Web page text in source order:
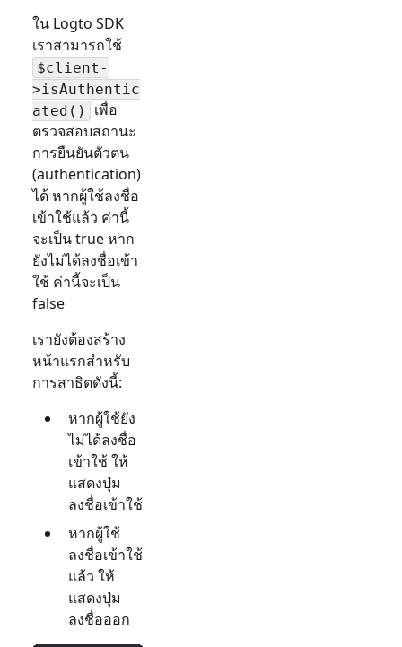
ใน Logto SDK
เราสามารถใช้
$client-
>isAuthentic
ated()
เพื่อ
ตรวจสอบสถานะ
การยืนยันตัวตน
(authentication)
ได้ หากผู้ใช้ลงชื่อ
เข้าใช้แล้ว ค่านี้
จะเป็น true หาก
ยังไม่ได้ลงชื่อเข้า
ใช้ ค่านี้จะเป็น
false
เรายังต้องสร้าง
หน้าแรกสำหรับ
การสาธิตดังนี้:
หากผู้ใช้ยัง
ไม่ได้ลงชื่อ
เข้าใช้ ให้
แสดงปุ่ม
ลงชื่อเข้าใช้
หากผู้ใช้
ลงชื่อเข้าใช้
แล้ว ให้
แสดงปุ่ม
ลงชื่อออก